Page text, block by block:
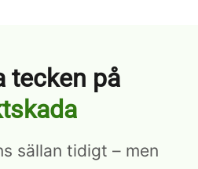
tecken på
sällan tidigt – men